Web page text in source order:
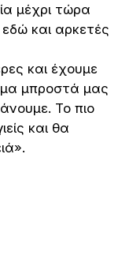
μέχρι τώρα
και αρκετές
και έχουμε
μπροστά μας
Το πιο
και θα